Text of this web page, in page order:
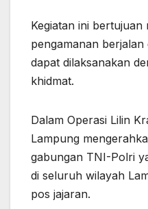
Kegiatan ini bertujuan
pengamanan
dapat dilaksanakan
khidmat.
Dalam Operasi Lilin
Lampung
gabungan TNI-Polri
di seluruh wilayah
pos jajaran.